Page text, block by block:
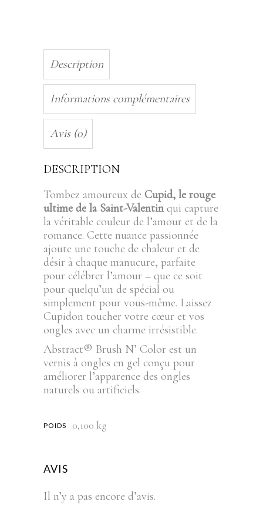
Description
Informations complémentaires
Avis (0)
DESCRIPTION
Tombez amoureux de Cupid, le rouge
ultime de la Saint-Valentin qui capture
la véritable couleur de l’amour et de la
romance. Cette nuance passionnée
ajoute une touche de chaleur et de
désir à chaque manucure, parfaite
pour célébrer l’amour – que ce soit
pour quelqu’un de spécial ou
simplement pour vous-même. Laissez
Cupidon toucher votre cœur et vos
ongles avec un charme irrésistible.
Abstract® Brush N’ Color est un
vernis à ongles en gel conçu pour
améliorer l’apparence des ongles
naturels ou artificiels.
POIDS 0,100 kg
AVIS
Il n’y a pas encore d’avis.